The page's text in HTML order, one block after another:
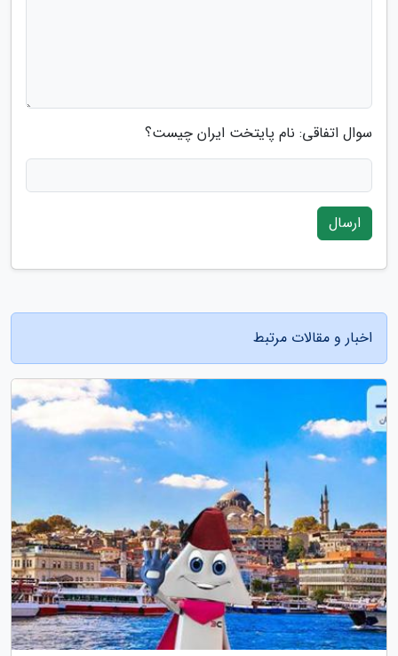
سوال اتفاقی: نام پایتخت ایران چیست؟
ارسال
اخبار و مقالات مرتبط